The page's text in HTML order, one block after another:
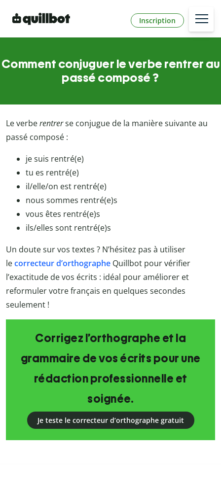
Inscription
Comment conjuguer le verbe rentrer au
passé composé ?
Le verberentrerse conjugue de la manière suivante au
passé composé :
je suis rentré(e)
tu es rentré(e)
il/elle/on est rentré(e)
nous sommes rentré(e)s
vous êtes rentré(e)s
ils/elles sont rentré(e)s
Un doute sur vos textes ? N’hésitez pas à utiliser
lecorrecteur d’orthographe Quillbot pour vérifier
l’exactitude de vos écrits : idéal pour améliorer et
reformuler votre français en quelques secondes
seulement !
Corrigez l’orthographe et la
grammaire de vos écrits pour une
rédaction professionnelle et
soignée.
Je teste le correcteur d’orthographe gratuit